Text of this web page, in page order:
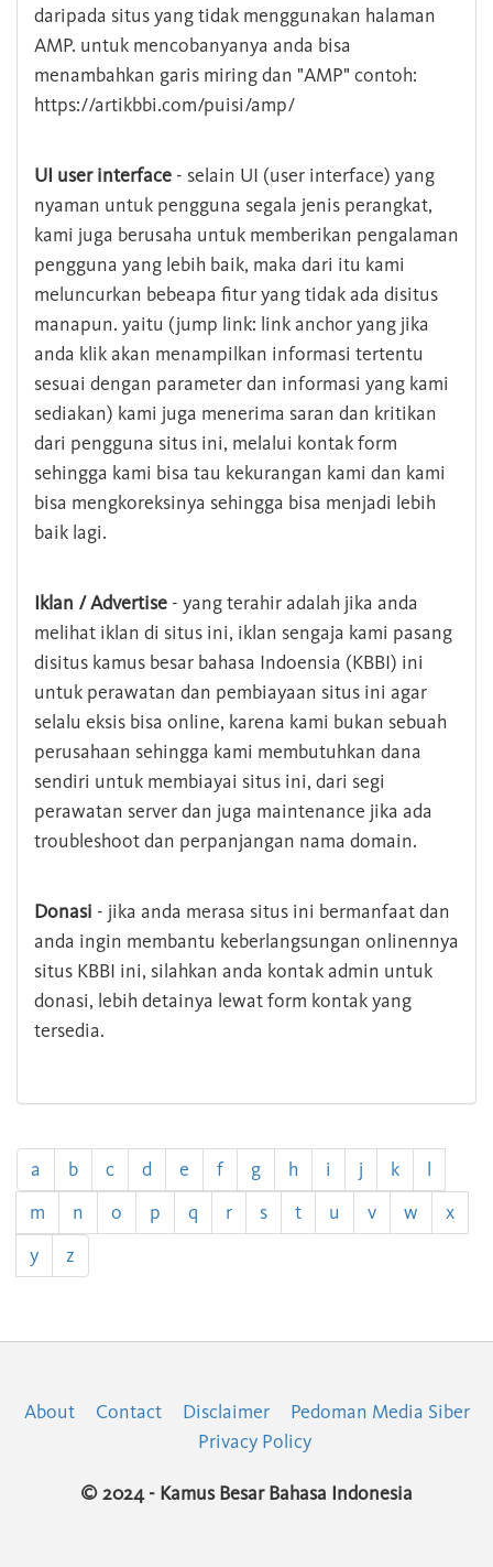
daripada situs yang tidak menggunakan halaman
AMP. untuk mencobanyanya anda bisa
menambahkan garis miring dan "AMP" contoh:
https://artikbbi.com/puisi/amp/
UI user interface - selain UI (user interface) yang
nyaman untuk pengguna segala jenis perangkat,
kami juga berusaha untuk memberikan pengalaman
pengguna yang lebih baik, maka dari itu kami
meluncurkan bebeapa fitur yang tidak ada disitus
manapun. yaitu (jump link: link anchor yang jika
anda klik akan menampilkan informasi tertentu
sesuai dengan parameter dan informasi yang kami
sediakan) kami juga menerima saran dan kritikan
dari pengguna situs ini, melalui kontak form
sehingga kami bisa tau kekurangan kami dan kami
bisa mengkoreksinya sehingga bisa menjadi lebih
baik lagi.
Iklan / Advertise - yang terahir adalah jika anda
melihat iklan di situs ini, iklan sengaja kami pasang
disitus kamus besar bahasa Indoensia (KBBI) ini
untuk perawatan dan pembiayaan situs ini agar
selalu eksis bisa online, karena kami bukan sebuah
perusahaan sehingga kami membutuhkan dana
sendiri untuk membiayai situs ini, dari segi
perawatan server dan juga maintenance jika ada
troubleshoot dan perpanjangan nama domain.
Donasi - jika anda merasa situs ini bermanfaat dan
anda ingin membantu keberlangsungan onlinennya
situs KBBI ini, silahkan anda kontak admin untuk
donasi, lebih detainya lewat form kontak yang
tersedia.
a b c d e f g h i j k
l
m
n o p q r s t u v w
x
y
z
About Contact Disclaimer
Pedoman Media Siber
Privacy Policy
© 2024 - Kamus Besar Bahasa Indonesia